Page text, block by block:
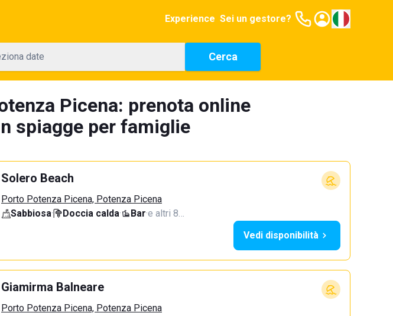
Experience Sei un gestore?
date Cerca
Picena: prenota online
spiagge per famiglie
Solero Beach
Porto Potenza Picena, Potenza Picena
Sabbiosa· Doccia calda· Bar·e altri 8…
Vedi disponibilità
Giamirma Balneare
Porto Potenza Picena, Potenza Picena